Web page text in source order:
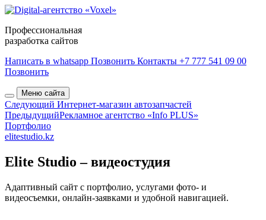
Профессиональная
разработка сайтов
Написать в whatsapp Позвонить Контакты +7 777 541 09 00
Позвонить
Меню сайта
Следующий Интернет-магазин автозапчастей
ПредыдущийРекламное агентство «Info PLUS»
Портфолио
elitestudio.kz
Elite Studio – видеостудия
Адаптивный сайт с портфолио, услугами фото- и
видеосъемки, онлайн-заявками и удобной навигацией.